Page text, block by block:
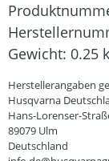
Gewicht: 0.25
Herstellerangaben
Husqvarna
Hans-Lorenser-
89079 Ulm
Deutschland